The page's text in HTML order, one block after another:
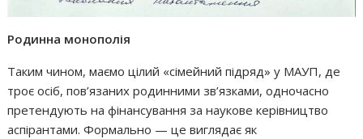
Родинна монополія
Таким чином, маємо цілий «сімейний підряд» у МАУП, де
троє осіб, пов’язаних родинними зв’язками, одночасно
претендують на фінансування за наукове керівництво
аспірантами. Формально — це виглядає як